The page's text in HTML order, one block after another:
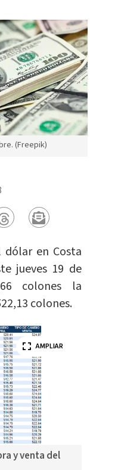
(Freepik)
dólar en Costa
jueves 19 de
colones la
colones.
y venta del
AMPLIAR